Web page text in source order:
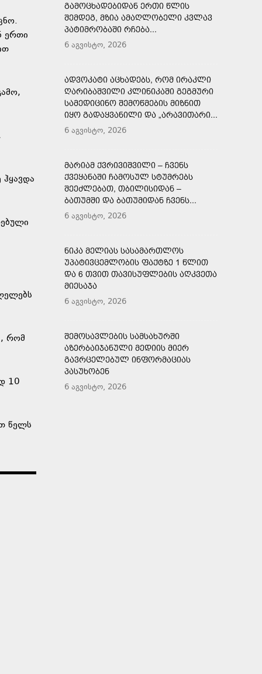
ერთი
რომ
10
წელს
ᲒᲐᲛᲝᲪᲮᲐᲓᲔᲑᲘᲓᲐᲜ ᲔᲠᲗᲘ ᲬᲚᲘᲡ
ᲨᲔᲛᲓᲔᲒ, ᲛᲖᲘᲐ ᲐᲛᲐᲦᲚᲝᲑᲔᲚᲘ ᲙᲕᲚᲐᲕ
ᲞᲐᲢᲘᲛᲠᲝᲑᲐᲨᲘ ᲠᲩᲔᲑᲐ...
6 აგვისტო, 2026
ᲐᲓᲕᲝᲙᲐᲢᲘ ᲐᲪᲮᲐᲓᲔᲑᲡ, ᲠᲝᲛ ᲘᲠᲐᲙᲚᲘ
ᲦᲐᲠᲘᲑᲐᲨᲕᲘᲚᲘ ᲙᲚᲘᲜᲘᲙᲐᲨᲘ ᲒᲔᲒᲛᲣᲠᲘ
ᲡᲐᲛᲔᲓᲘᲪᲘᲜᲝ ᲨᲔᲛᲝᲬᲛᲔᲑᲘᲡ ᲛᲘᲖᲜᲘᲗ
ᲘᲧᲝ ᲒᲐᲓᲐᲧᲕᲐᲜᲘᲚᲘ ᲓᲐ „ᲐᲠᲐᲕᲘᲗᲐᲠᲘ...
6 აგვისტო, 2026
ᲛᲐᲠᲘᲐᲛ ᲥᲕᲠᲘᲕᲘᲨᲕᲘᲚᲘ – ᲩᲕᲔᲜᲡ
ᲥᲕᲔᲧᲐᲜᲐᲨᲘ ᲩᲐᲛᲝᲡᲣᲚ ᲡᲢᲣᲛᲠᲔᲑᲡ
ᲨᲔᲔᲫᲚᲔᲑᲐᲗ, ᲗᲑᲘᲚᲘᲡᲘᲓᲐᲜ –
ᲑᲐᲗᲣᲛᲨᲘ ᲓᲐ ᲑᲐᲗᲣᲛᲘᲓᲐᲜ ᲩᲕᲔᲜᲡ...
6 აგვისტო, 2026
ᲜᲘᲙᲐ ᲛᲔᲚᲘᲐᲡ ᲡᲐᲡᲐᲛᲐᲠᲗᲚᲝᲡ
ᲣᲞᲐᲢᲘᲕᲪᲔᲛᲚᲝᲑᲘᲡ ᲤᲐᲥᲢᲖᲔ 1 ᲬᲚᲘᲗ
ᲓᲐ 6 ᲗᲕᲘᲗ ᲗᲐᲕᲘᲡᲣᲤᲚᲔᲑᲘᲡ ᲐᲦᲙᲕᲔᲗᲐ
ᲛᲘᲔᲡᲐᲯᲐ
6 აგვისტო, 2026
ᲨᲔᲛᲝᲡᲐᲕᲚᲔᲑᲘᲡ ᲡᲐᲛᲡᲐᲮᲣᲠᲨᲘ
ᲐᲖᲔᲠᲑᲐᲘᲯᲐᲜᲣᲚᲘ ᲛᲔᲓᲘᲘᲡ ᲛᲘᲔᲠ
ᲒᲐᲕᲠᲪᲔᲚᲔᲑᲣᲚ ᲘᲜᲤᲝᲠᲛᲐᲪᲘᲐᲡ
ᲞᲐᲡᲣᲮᲝᲑᲔᲜ
6 აგვისტო, 2026